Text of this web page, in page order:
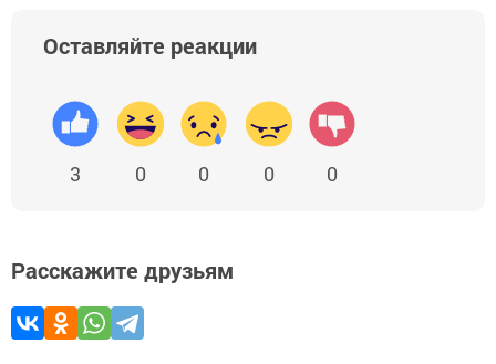
Оставляйте реакции
3 0 0 0 0
Расскажите друзьям